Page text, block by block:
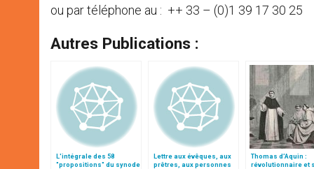
ou par téléphone au : ++ 33 – (0)1 39 17 30 25
Autres Publications :
L'intégrale des 58
"propositions" du synode
Lettre aux évêques, aux
prêtres, aux personnes
Thomas d’Aquin :
révolutionnaire et